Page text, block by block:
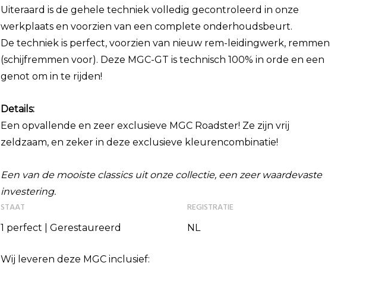
Uiteraard is de gehele techniek volledig gecontroleerd in onze
werkplaats en voorzien van een complete onderhoudsbeurt.
De techniek is perfect, voorzien van nieuw rem-leidingwerk, remmen
(schijfremmen voor). Deze MGC-GT is technisch 100% in orde en een
genot om in te rijden!
Details:
Een opvallende en zeer exclusieve MGC Roadster! Ze zijn vrij
zeldzaam, en zeker in deze exclusieve kleurencombinatie!
Een van de mooiste classics uit onze collectie, een zeer waardevaste
investering.
STAAT
1 perfect | Gerestaureerd
REGISTRATIE
NL
Wij leveren deze MGC inclusief: